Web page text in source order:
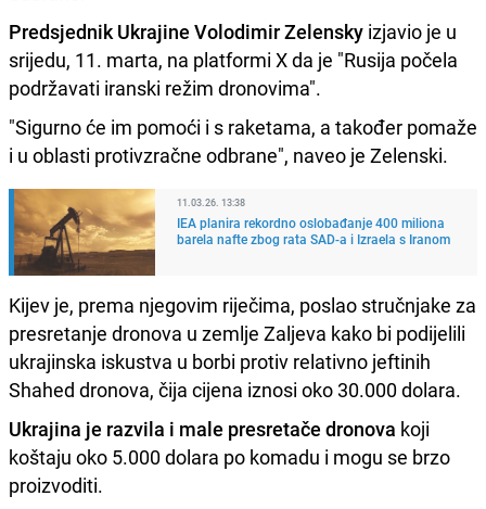
Predsjednik Ukrajine Volodimir Zelensky izjavio je u
srijedu, 11. marta, na platformi X da je "Rusija počela
podržavati iranski režim dronovima".
"Sigurno će im pomoći i s raketama, a također pomaže
i u oblasti protivzračne odbrane", naveo je Zelenski.
11.03.26. 13:38
IEA planira rekordno oslobađanje 400 miliona
barela nafte zbog rata SAD-a i Izraela s Iranom
Kijev je, prema njegovim riječima, poslao stručnjake za
presretanje dronova u zemlje Zaljeva kako bi podijelili
ukrajinska iskustva u borbi protiv relativno jeftinih
Shahed dronova, čija cijena iznosi oko 30.000 dolara.
Ukrajina je razvila i male presretače dronova koji
koštaju oko 5.000 dolara po komadu i mogu se brzo
proizvoditi.